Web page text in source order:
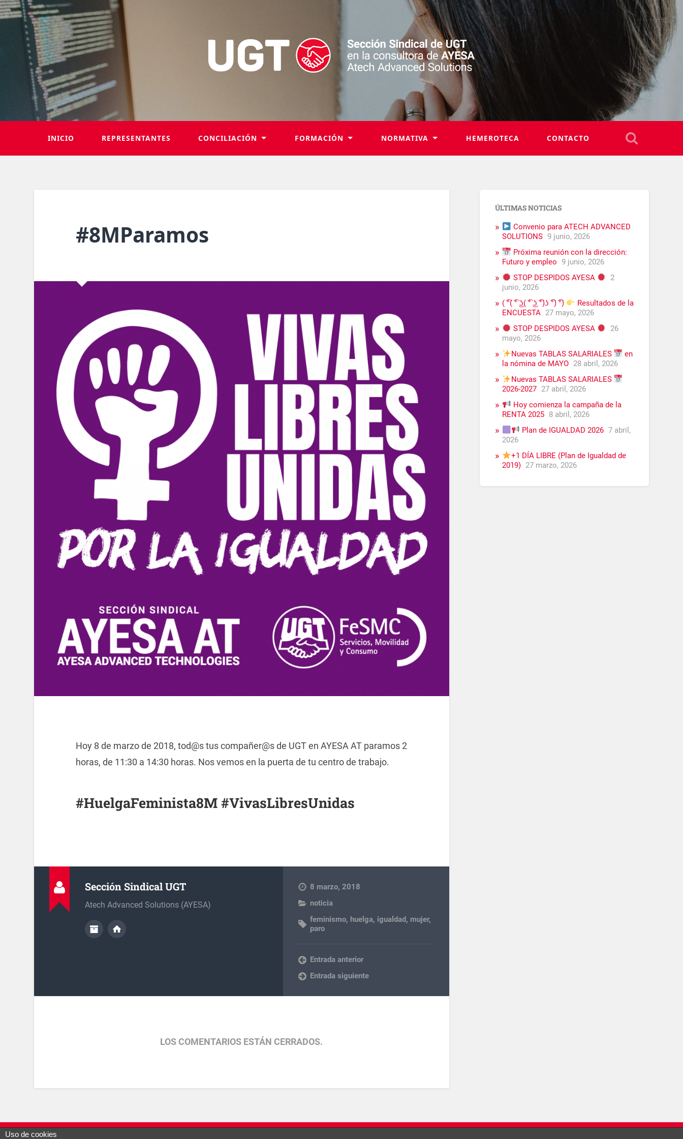
INICIO REPRESENTANTES CONCILIACIÓN FORMACIÓN NORMATIVA HEMEROTECA CONTACTO
#8MParamos
Hoy 8 de marzo de 2018, tod@s tus compañer@s de UGT en AYESA AT paramos 2
horas, de 11:30 a 14:30 horas. Nos vemos en la puerta de tu centro de trabajo.
#HuelgaFeminista8M #VivasLibresUnidas
Sección Sindical UGT
Atech Advanced Solutions (AYESA)
8 marzo, 2018
noticia
feminismo, huelga, igualdad, mujer,
paro
Entrada anterior
Entrada siguiente
LOS COMENTARIOS ESTÁN CERRADOS.
ÚLTIMAS NOTICIAS
Convenio para ATECH ADVANCED
SOLUTIONS 9 junio, 2026
Próxima reunión con la dirección:
Futuro y empleo 9 junio, 2026
STOP DESPIDOS AYESA
2
junio, 2026
( ͡°( ͡° ͜ʖ( ͡° ͜ʖ ͡°)ʖ ͡°) ͡°)
Resultados de la
ENCUESTA 27 mayo, 2026
STOP DESPIDOS AYESA
26
mayo, 2026
Nuevas TABLAS SALARIALES
en
la nómina de MAYO 28 abril, 2026
Nuevas TABLAS SALARIALES
2026-2027 27 abril, 2026
Hoy comienza la campaña de la
RENTA 2025 8 abril, 2026
Plan de IGUALDAD 2026 7 abril,
2026
+1 DÍA LIBRE (Plan de Igualdad de
2019) 27 marzo, 2026
Uso de cookies